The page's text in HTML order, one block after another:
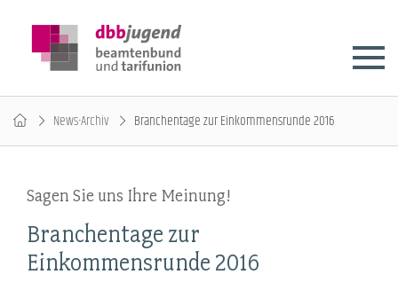
News-Archiv Branchentage zur Einkommensrunde 2016
Sagen Sie uns Ihre Meinung!
Branchentage zur
Einkommensrunde 2016